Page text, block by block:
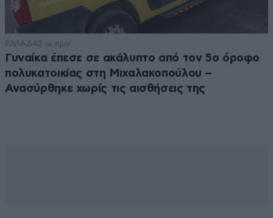
ΕΛΛΑΔΑ2 ω. πριν
Γυναίκα έπεσε σε ακάλυπτο από τον 5ο όροφο
πολυκατοικίας στη Μιχαλακοπούλου –
Ανασύρθηκε χωρίς τις αισθήσεις της